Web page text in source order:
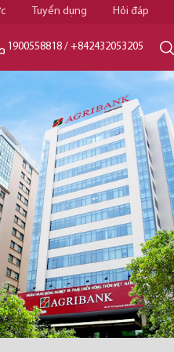
Tuyển dụng Hỏi đáp
1900558818 / +842432053205